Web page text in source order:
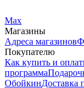
Max
Магазины
Адреса магазинов
Покупателю
Как купить и
программа
ОбойкинДоставка